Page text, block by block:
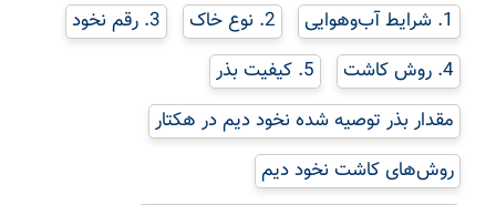
1. شرایط آب‌وهوایی
2. نوع خاک
3. رقم نخود
4. روش کاشت
5. کیفیت بذر
مقدار بذر توصیه شده نخود دیم در هکتار
روش‌های کاشت نخود دیم